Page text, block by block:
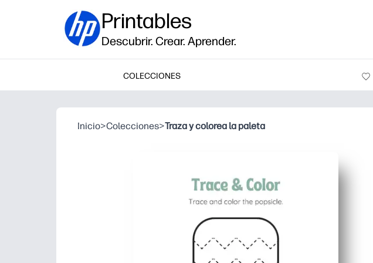
Printables
Descubrir. Crear. Aprender.
COLECCIONES
Inicio>Colecciones>Traza y colorea la paleta